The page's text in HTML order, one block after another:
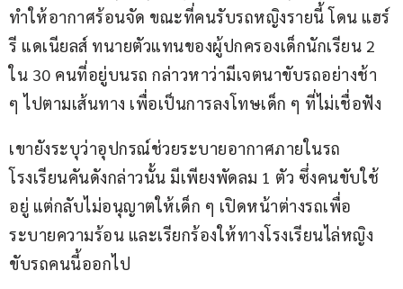
ทำให้อากาศร้อนจัด ขณะที่คนรับรถหญิงรายนี้ โดน แฮร์
รี แดเนียลส์ ทนายตัวแทนของผู้ปกครองเด็กนักเรียน 2
ใน 30 คนที่อยู่บนรถ กล่าวหาว่ามีเจตนาขับรถอย่างช้า
ๆ ไปตามเส้นทาง เพื่อเป็นการลงโทษเด็ก ๆ ที่ไม่เชื่อฟัง
เขายังระบุว่าอุปกรณ์ช่วยระบายอากาศภายในรถ
โรงเรียนคันดังกล่าวนั้น มีเพียงพัดลม 1 ตัว ซึ่งคนขับใช้
อยู่ แต่กลับไม่อนุญาตให้เด็ก ๆ เปิดหน้าต่างรถเพื่อ
ระบายความร้อน และเรียกร้องให้ทางโรงเรียนไล่หญิง
ขับรถคนนี้ออกไป